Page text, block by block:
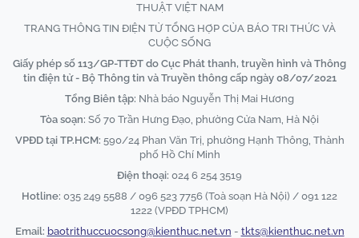
THUẬT VIỆT NAM
TRANG THÔNG TIN ĐIỆN TỬ TỔNG HỢP CỦA BÁO TRI THỨC VÀ
CUỘC SỐNG
Giấy phép số 113/GP-TTĐT do Cục Phát thanh, truyền hình và Thông
tin điện tử - Bộ Thông tin và Truyền thông cấp ngày 08/07/2021
Tổng Biên tập: Nhà báo Nguyễn Thị Mai Hương
Tòa soạn: Số 70 Trần Hưng Đạo, phường Cửa Nam, Hà Nội
VPĐD tại TP.HCM: 590/24 Phan Văn Trị, phường Hạnh Thông, Thành
phố Hồ Chí Minh
Điện thoại: 024 6 254 3519
Hotline: 035 249 5588 / 096 523 7756 (Toà soạn Hà Nội) / 091 122
1222 (VPĐD TPHCM)
Email: baotrithuccuocsong@kienthuc.net.vn - tkts@kienthuc.net.vn